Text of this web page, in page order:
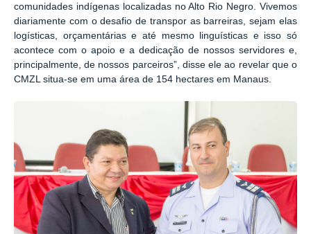
comunidades indígenas localizadas no Alto Rio Negro. Vivemos
diariamente com o desafio de transpor as barreiras, sejam elas
logísticas, orçamentárias e até mesmo linguísticas e isso só
acontece com o apoio e a dedicação de nossos servidores e,
principalmente, de nossos parceiros”, disse ele ao revelar que o
CMZL situa-se em uma área de 154 hectares em Manaus.